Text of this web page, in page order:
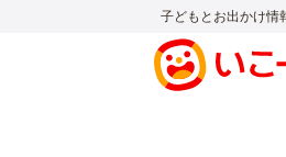
子どもとお出かけ情